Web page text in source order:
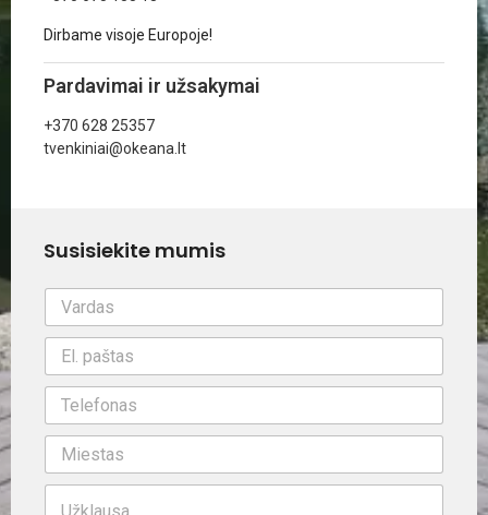
Dirbame visoje Europoje!
Pardavimai ir užsakymai
+370 628 25357
tvenkiniai@okeana.lt
Susisiekite mumis